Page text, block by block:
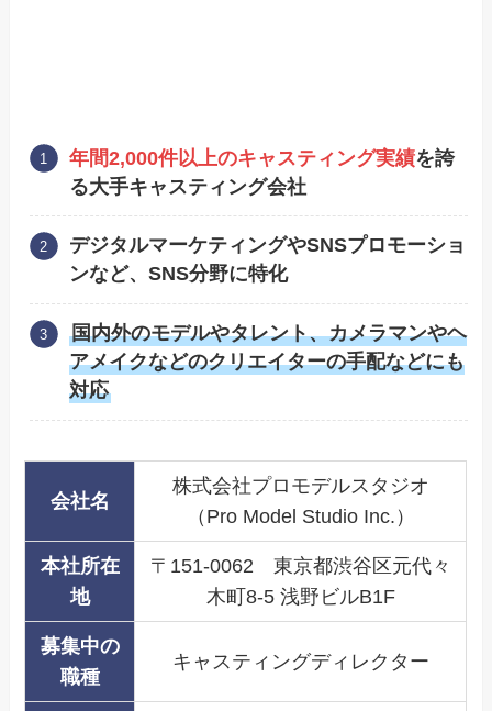
年間2,000件以上のキャスティング実績を誇
る大手キャスティング会社
デジタルマーケティングやSNSプロモーショ
ンなど、SNS分野に特化
国内外のモデルやタレント、カメラマンやヘ
アメイクなどのクリエイターの手配などにも
対応
会社名
株式会社プロモデルスタジオ
（Pro Model Studio Inc.）
本社所在
地
〒151-0062 東京都渋谷区元代々
木町8-5 浅野ビルB1F
募集中の
職種
キャスティングディレクター